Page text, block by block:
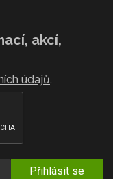
akcí,
údajů.
Přihlásit se